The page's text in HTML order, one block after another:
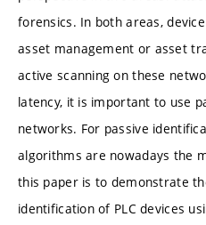
forensics. In both areas,
asset management or asset
active scanning on these
latency, it is important to use
networks. For passive
algorithms are nowadays the
this paper is to demonstrate
identification of PLC devices